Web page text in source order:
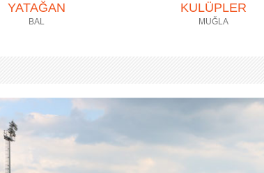
YATAĞAN
BAL
KULÜPLER
MUĞLA